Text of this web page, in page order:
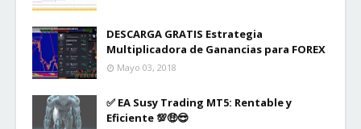
DESCARGA GRATIS Estrategia
Multiplicadora de Ganancias para FOREX
Mayo 03, 2018
✅ EA Susy Trading MT5: Rentable y
Eficiente 💯🤑😎